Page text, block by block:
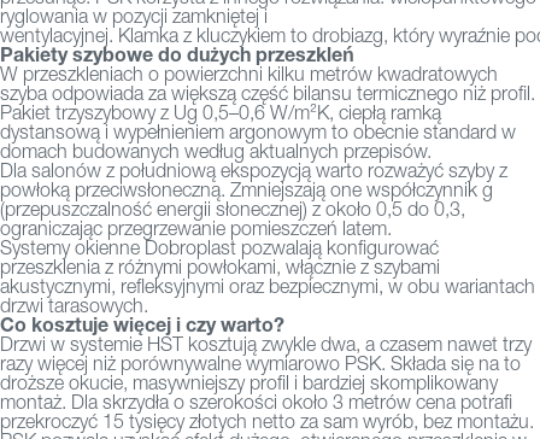
ryglowania w pozycji zamkniętej i
wentylacyjnej. Klamka z kluczykiem to drobiazg, który wyraźnie
Pakiety szybowe do dużych przeszkleń
W przeszkleniach o powierzchni kilku metrów kwadratowych
szyba odpowiada za większą część bilansu termicznego niż profil.
Pakiet trzyszybowy z Ug 0,5–0,6 W/m²K, ciepłą ramką
dystansową i wypełnieniem argonowym to obecnie standard w
domach budowanych według aktualnych przepisów.
Dla salonów z południową ekspozycją warto rozważyć szyby z
powłoką przeciwsłoneczną. Zmniejszają one współczynnik g
(przepuszczalność energii słonecznej) z około 0,5 do 0,3,
ograniczając przegrzewanie pomieszczeń latem.
Systemy okienne Dobroplast pozwalają konfigurować
przeszklenia z różnymi powłokami, włącznie z szybami
akustycznymi, refleksyjnymi oraz bezpiecznymi, w obu wariantach
drzwi tarasowych.
Co kosztuje więcej i czy warto?
Drzwi w systemie HST kosztują zwykle dwa, a czasem nawet trzy
razy więcej niż porównywalne wymiarowo PSK. Składa się na to
droższe okucie, masywniejszy profil i bardziej skomplikowany
montaż. Dla skrzydła o szerokości około 3 metrów cena potrafi
przekroczyć 15 tysięcy złotych netto za sam wyrób, bez montażu.